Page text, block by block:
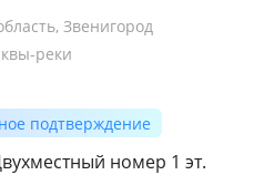
Звенигород
реки
подтверждение
номер 1 эт.